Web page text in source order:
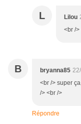
L Lilou
<br />
B bryanna85
<br /> super
/> <br />
Répondre